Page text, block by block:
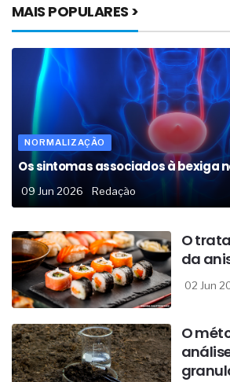
MAIS POPULARES >
NORMALIZAÇÃO
Os sintomas associados à bexiga
09 Jun 2026 Redação
O
da
02 Jun
O